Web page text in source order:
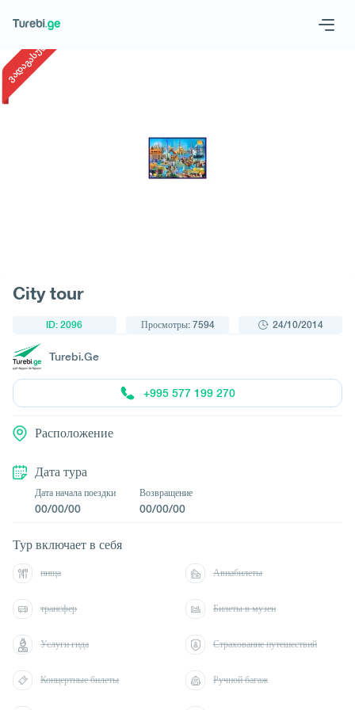
Запросить тур
ვადაგასული
City tour
ID: 2096 Просмотры: 7594 24/10/2014
Turebi.Ge
+995 577 199 270
Расположение
Дата тура
Дата начала поездки
00/00/00
Возвращение
00/00/00
Тур включает в себя
пища Авиабилеты
трансфер Билеты в музеи
Услуги гида Страхование путешествий
Концертные билеты Ручной багаж